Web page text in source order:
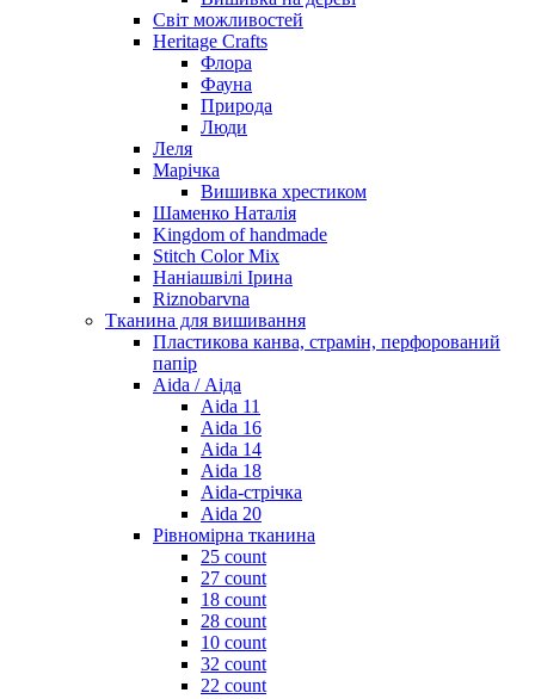
Світ можливостей
Heritage Crafts
Флора
Фауна
Природа
Люди
Леля
Марічка
Вишивка хрестиком
Шаменко Наталія
Kingdom of handmade
Stitch Color Mix
Наніашвілі Ірина
Riznobarvna
Тканина для вишивання
Пластикова канва, страмін, перфорований
папір
Aida / Аіда
Aida 11
Aida 16
Aida 14
Aida 18
Aida-стрічка
Aida 20
Рівномірна тканина
25 count
27 count
18 count
28 count
10 count
32 count
22 count